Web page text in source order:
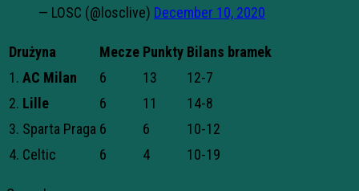
— LOSC (@losclive) December 10, 2020
Drużyna Mecze Punkty Bilans bramek
1. AC Milan 6 13
12-7
2. Lille 6 11
14-8
3. Sparta Praga 6 6
10-12
4. Celtic
6 4 10-19